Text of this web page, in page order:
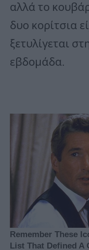
αλλά το
δυο κορίτσια
ξετυλίγεται
εβδομάδα.